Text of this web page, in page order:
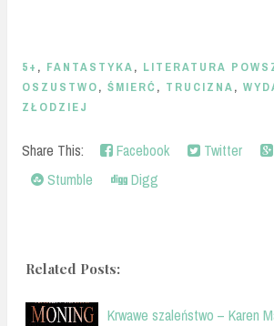
5+ , FANTASTYKA, LITERATURA
OSZUSTWO, ŚMIERĆ , TRUCIZNA,
ZŁODZIEJ
Share This: Facebook Twitter
Stumble
Digg
Related Posts:
Krwawe szaleństwo – Karen